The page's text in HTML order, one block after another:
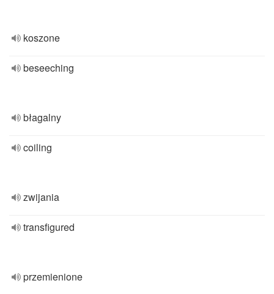
koszone
beseeching
błagalny
coiling
zwijania
transfigured
przemienione